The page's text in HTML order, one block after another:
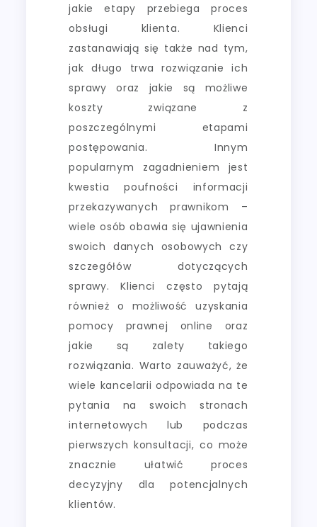
jakie etapy przebiega proces
obsługi klienta. Klienci
zastanawiają się także nad tym,
jak długo trwa rozwiązanie ich
sprawy oraz jakie są możliwe
koszty związane z
poszczególnymi etapami
postępowania. Innym
popularnym zagadnieniem jest
kwestia poufności informacji
przekazywanych prawnikom –
wiele osób obawia się ujawnienia
swoich danych osobowych czy
szczegółów dotyczących
sprawy. Klienci często pytają
również o możliwość uzyskania
pomocy prawnej online oraz
jakie są zalety takiego
rozwiązania. Warto zauważyć, że
wiele kancelarii odpowiada na te
pytania na swoich stronach
internetowych lub podczas
pierwszych konsultacji, co może
znacznie ułatwić proces
decyzyjny dla potencjalnych
klientów.